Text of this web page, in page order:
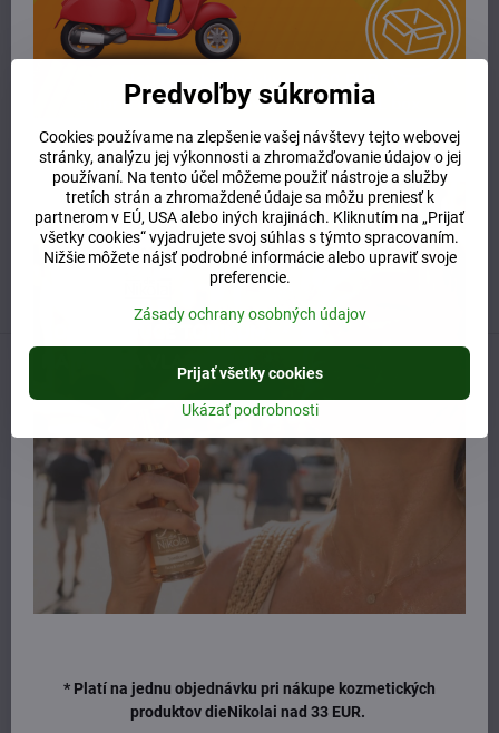
Potrebujete poradiť alebo pomôcť?
+421 904 55 33 96
info​@prirodnyraj​.sk
Kamenná predajňa
Ružinovská 40, 82103 Bratislava
Otváracie hodiny
UTOROK 10:00 - 15:00
STREDA 10:00 - 17:00
ŠTVRTOK 10:00 - 15:00
Predchádzajúci produkt Nasledujúci produkt
Naposledy ste si prezerali
Argital dezinfekčné bio
Predvoľby súkromia
Cookies používame na zlepšenie vašej návštevy tejto webovej
stránky, analýzu jej výkonnosti a zhromažďovanie údajov o jej
používaní. Na tento účel môžeme použiť nástroje a služby
tretích strán a zhromaždené údaje sa môžu preniesť k
partnerom v EÚ, USA alebo iných krajinách. Kliknutím na „Prijať
všetky cookies“ vyjadrujete svoj súhlas s týmto spracovaním.
Nižšie môžete nájsť podrobné informácie alebo upraviť svoje
preferencie.
Zásady ochrany osobných údajov
Ukázať podrobnosti
Prijať všetky cookies
* Platí na jednu objednávku pri nákupe kozmetických
produktov dieNikolai nad 33 EUR.